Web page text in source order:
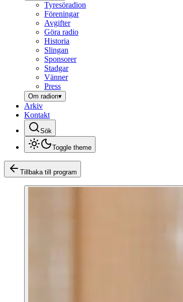
Tyresöradion
Föreningar
Avgifter
Göra radio
Historia
Slingan
Sponsorer
Stadgar
Vänner
Press
Om radion▾
Arkiv
Kontakt
Sök
Toggle theme
Tillbaka till program